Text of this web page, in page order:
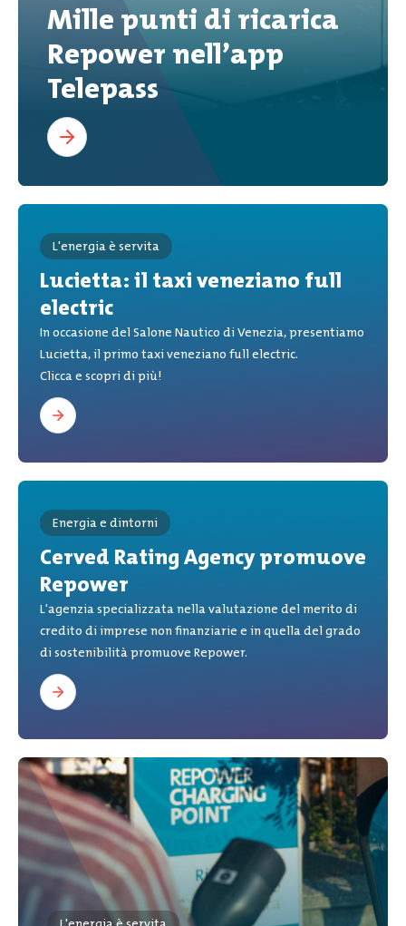
Mille punti di ricarica
Repower nell’app
Telepass
L'energia è servita
Lucietta: il taxi veneziano full
electric
In occasione del Salone Nautico di Venezia, presentiamo
Lucietta, il primo taxi veneziano full electric.
Clicca e scopri di più!
Energia e dintorni
Cerved Rating Agency promuove
Repower
L'agenzia specializzata nella valutazione del merito di
credito di imprese non finanziarie e in quella del grado
di sostenibilità promuove Repower.